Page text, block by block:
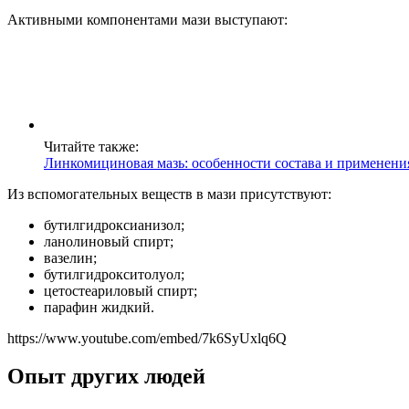
Активными компонентами мази выступают:
Читайте также:
Линкомициновая мазь: особенности состава и
Из вспомогательных веществ в мази присутствуют:
бутилгидроксианизол;
ланолиновый спирт;
вазелин;
бутилгидрокситолуол;
цетостеариловый спирт;
парафин жидкий.
https://www.youtube.com/embed/7k6SyUxlq6Q
Опыт других людей